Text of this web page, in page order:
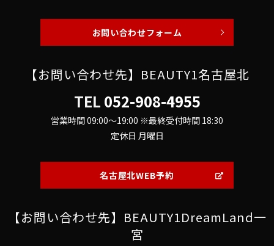
お問い合わせフォーム
【お問い合わせ先】BEAUTY1名古屋北
TEL 052-908-4955
営業時間 09:00～19:00 ※最終受付時間 18:30
定休日 月曜日
名古屋北WEB予約
【お問い合わせ先】BEAUTY1DreamLand一
宮